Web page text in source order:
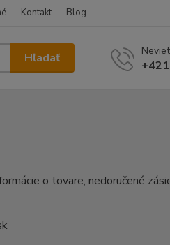
Kontakt Blog
Hľadať
o tovare, nedoručené